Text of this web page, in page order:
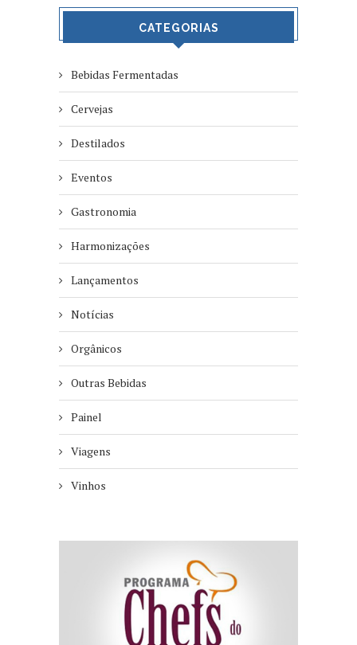
CATEGORIAS
Bebidas Fermentadas
Cervejas
Destilados
Eventos
Gastronomia
Harmonizações
Lançamentos
Notícias
Orgânicos
Outras Bebidas
Painel
Viagens
Vinhos